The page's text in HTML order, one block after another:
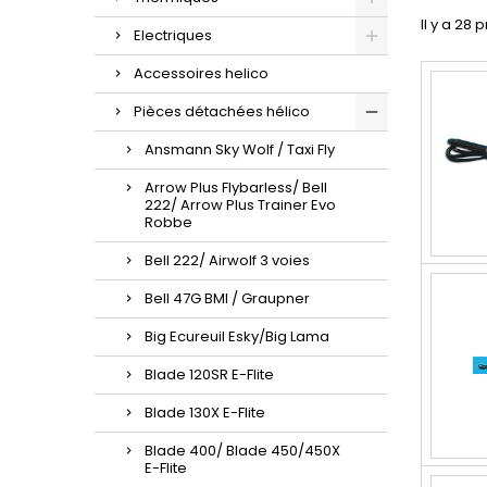
Electriques
Accessoires helico
Pièces détachées hélico
Ansmann Sky Wolf / Taxi Fly
Arrow Plus Flybarless/ Bell
222/ Arrow Plus Trainer Evo
Robbe
Bell 222/ Airwolf 3 voies
Bell 47G BMI / Graupner
Big Ecureuil Esky/Big Lama
Blade 120SR E-Flite
Blade 130X E-Flite
Blade 400/ Blade 450/450X
E-Flite
Il y a 28